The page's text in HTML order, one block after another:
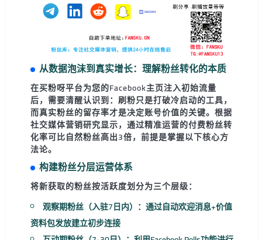
从数据泡沫到真实增长：理解粉丝转化的本质
在买粉呀平台为您的Facebook主页注入初始流量
后，需要清醒认识到：刷粉只是打破冷启动的工具，
而真实粉丝的留存率才是决定账号价值的关键。根据
社交媒体营销研究显示，通过精准运营的付费粉丝转
化率可比自然粉丝高出3倍，前提是掌握以下核心方
法论。
构建粉丝分层运营体系
将新获取的粉丝按活跃度划分为三个层级：
观察期粉丝（入驻7日内）：通过自动欢迎消息+价值
资料包发放建立初步连接